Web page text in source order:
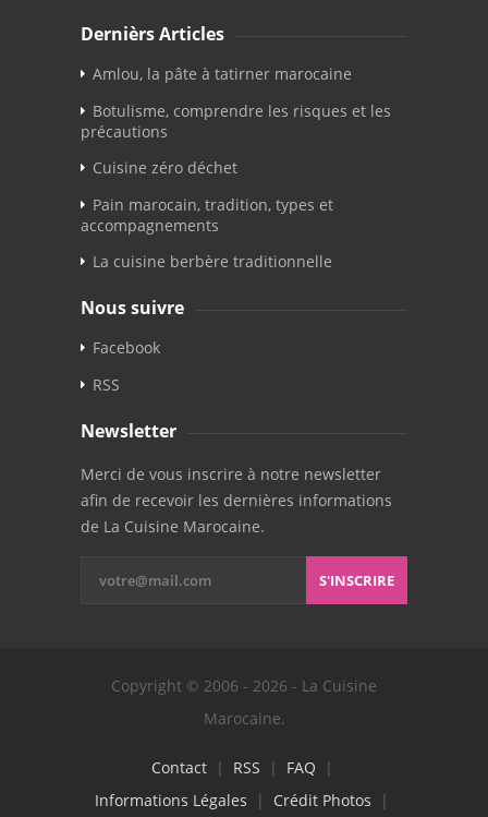
Dernièrs Articles
Amlou, la pâte à tatirner marocaine
Botulisme, comprendre les risques et les
précautions
Cuisine zéro déchet
Pain marocain, tradition, types et
accompagnements
La cuisine berbère traditionnelle
Nous suivre
Facebook
RSS
Newsletter
Merci de vous inscrire à notre newsletter
afin de recevoir les dernières informations
de La Cuisine Marocaine.
S'INSCRIRE
Copyright © 2006 - 2026 - La Cuisine
Marocaine.
Contact| RSS | FAQ |
Informations Légales | Crédit Photos |